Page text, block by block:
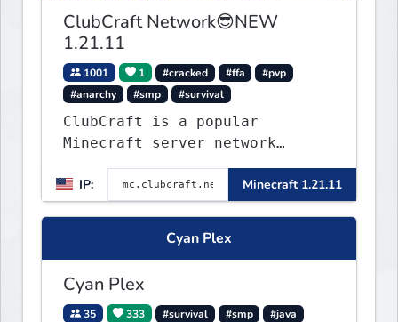
ClubCraft Network😎NEW
1.21.11
1001 1 #cracked #ffa
#pvp
#anarchy
#smp #survival
ClubCraft is a popular
Minecraft server network
modes, including Survival,
Lifesteal, FFA BoxPVP,
IP: Minecraft 1.21.11
Cyan Plex
Cyan Plex
35 333 #survival #smp
#java